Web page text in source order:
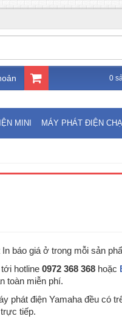
0
MINI MÁY PHÁT ĐIỆN
báo giá ở trong mỗi sản
hotline 0972 368 368hoặc
toàn miễn phí.
phát điện Yamaha đều có
tiếp.